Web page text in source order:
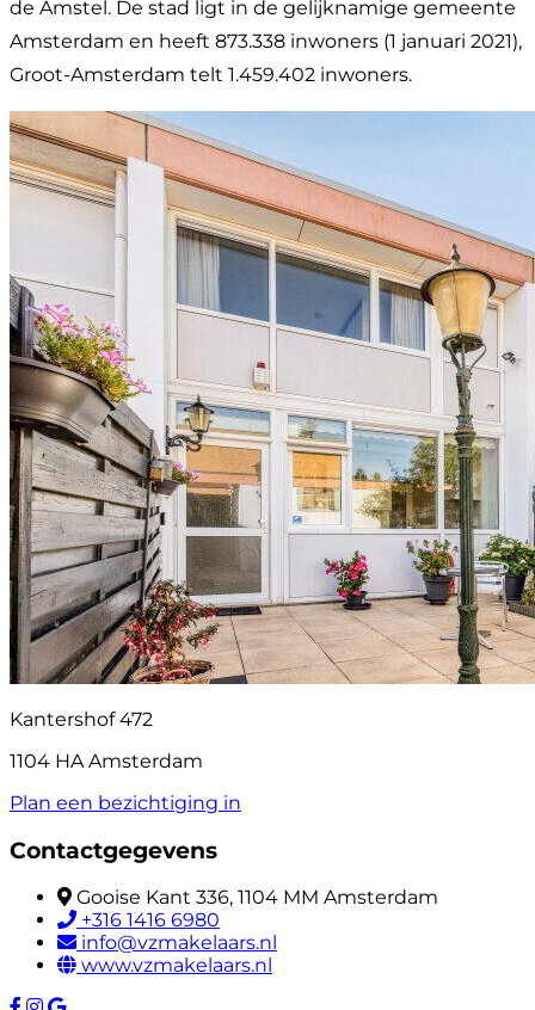
de Amstel. De stad ligt in de gelijknamige gemeente
Amsterdam en heeft 873.338 inwoners (1 januari 2021),
Groot-Amsterdam telt 1.459.402 inwoners.
Kantershof 472
1104 HA Amsterdam
Plan een bezichtiging in
Contactgegevens
Gooise Kant 336, 1104 MM Amsterdam
+316 1416 6980
info@vzmakelaars.nl
www.vzmakelaars.nl